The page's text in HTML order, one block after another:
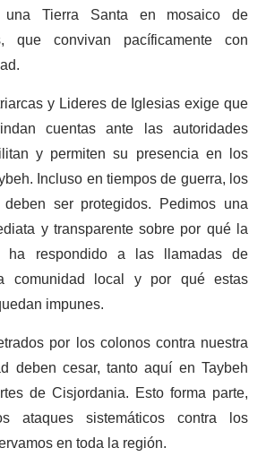
una Tierra Santa en mosaico de
que convivan pacíficamente con
y Lideres de Iglesias exige que
cuentas ante las autoridades
y permiten su presencia en los
Incluso en tiempos de guerra, los
ser protegidos. Pedimos una
y transparente sobre por qué la
respondido a las llamadas de
comunidad local y por qué estas
impunes.
por los colonos contra nuestra
deben cesar, tanto aquí en Taybeh
de Cisjordania. Esto forma parte,
sistemáticos contra los
en toda la región.